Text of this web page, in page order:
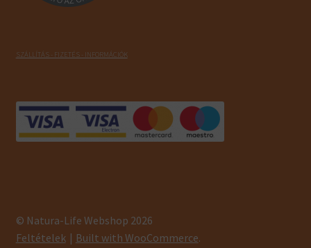
SZÁLLÍTÁS - FIZETÉS - INFORMÁCIÓK
© Natura-Life Webshop 2026
Feltételek
Built with WooCommerce.